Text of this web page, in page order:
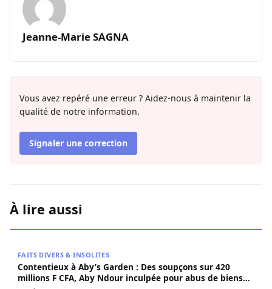
Jeanne-Marie SAGNA
Vous avez repéré une erreur ? Aidez-nous à maintenir la
qualité de notre information.
Signaler une correction
À lire aussi
FAITS DIVERS & INSOLITES
Contentieux à Aby’s Garden : Des soupçons sur 420
millions F CFA, Aby Ndour inculpée pour abus de biens